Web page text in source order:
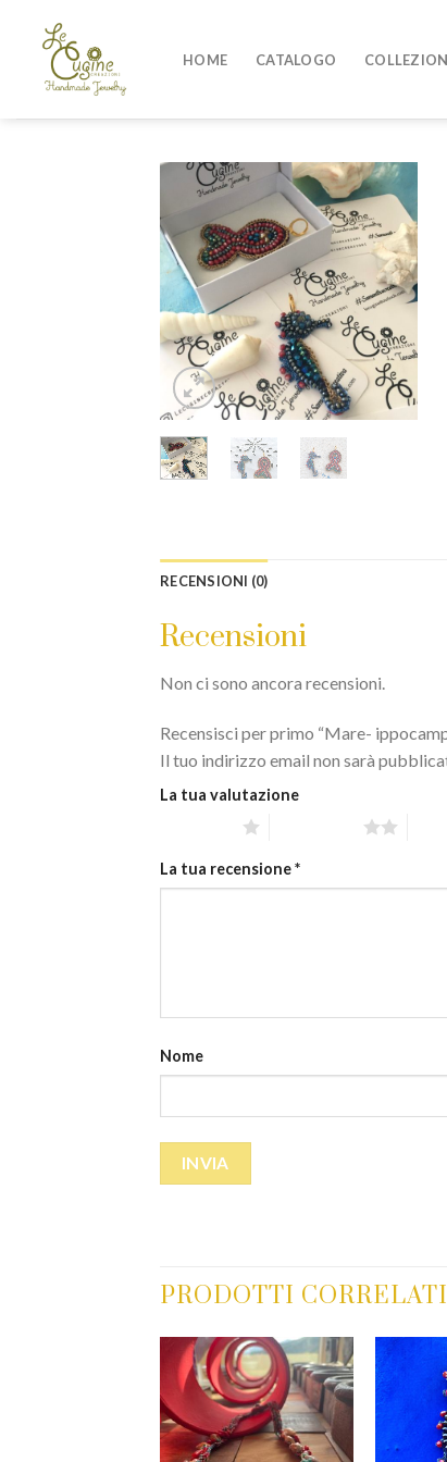
content
HOME CATALOGO
RECENSIONI (0)
Recensioni
Non ci sono ancora recensioni.
Recensisci per primo “Mare-
Il tuo indirizzo email non sarà
La tua valutazione
La tua recensione*
Nome
PRODOTTI CORRELATI